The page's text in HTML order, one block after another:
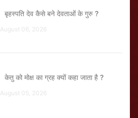
बृहस्पति देव कैसे बने देवताओं के गुरु ?
August 06, 2026
केतु को मोक्ष का ग्रह क्यों कहा जाता है ?
August 05, 2026